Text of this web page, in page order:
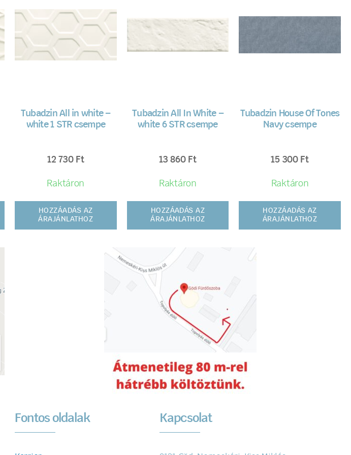
Tubadzin All in white –
white 1 STR csempe
12 730 Ft
Raktáron
HOZZÁADÁS AZ
ÁRAJÁNLATHOZ
Tubadzin All In White –
white 6 STR csempe
13 860 Ft
Raktáron
HOZZÁADÁS AZ
ÁRAJÁNLATHOZ
Tubadzin House Of Tones
Navy csempe
15 300 Ft
Raktáron
HOZZÁADÁS AZ
ÁRAJÁNLATHOZ
Fontos oldalak Kapcsolat